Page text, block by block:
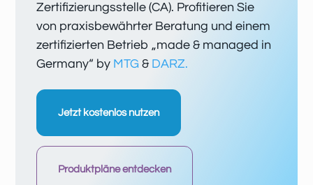
Zertifizierungsstelle (CA). Profitieren Sie
von praxisbewährter Beratung und einem
zertifizierten Betrieb „made & managed in
Germany“ by MTG & DARZ.
Jetzt kostenlos nutzen
Produktpläne entdecken